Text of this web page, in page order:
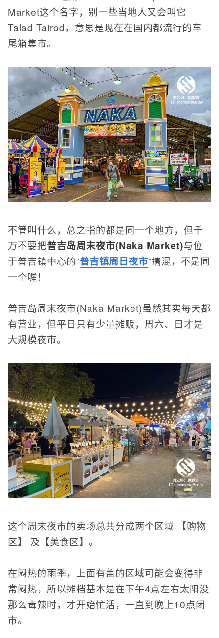
Market这个名字，别一些当地人又会叫它
Talad Tairod，意思是现在在国内都流行的车
尾箱集市。
不管叫什么，总之指的都是同一个地方，但千
万不要把普吉岛周末夜市(Naka Market)与位
于普吉镇中心的“普吉镇周日夜市”搞混，不是同
一个喔！
普吉岛周末夜市(Naka Market)虽然其实每天都
有营业，但平日只有少量摊贩，周六、日才是
大规模夜市。
这个周末夜市的卖场总共分成两个区域 【购物
区】 及【美食区】。
在闷热的雨季，上面有盖的区域可能会变得非
常闷热，所以摊档基本是在下午4点左右太阳没
那么毒辣时，才开始忙活，一直到晚上10点闭
市。